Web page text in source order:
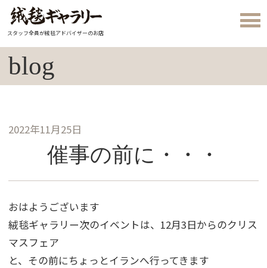
スタッフ全員が絨毯アドバイザーのお店
blog
2022年11月25日
催事の前に・・・
おはようございます
絨毯ギャラリー次のイベントは、12月3日からのクリス
マスフェア
と、その前にちょっとイランへ行ってきます